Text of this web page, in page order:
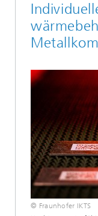
© Fraunhofer IKTS